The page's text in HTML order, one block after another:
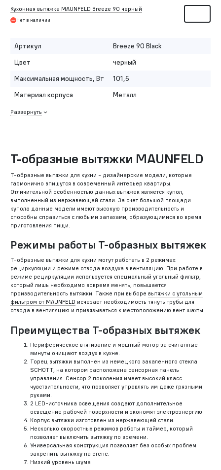
Кухонная вытяжка MAUNFELD Breeze 90 черный
Нет в наличии
Артикул
Breeze 90 Black
Цвет
черный
Максимальная мощность, Вт
101,5
Материал корпуса
Металл
Развернуть
Т-образные вытяжки MAUNFELD
Т-образные вытяжки для кухни - дизайнерские модели, которые
гармонично впишутся в современный интерьер квартиры.
Отличительной особенностью данных вытяжек является купол,
выполненный из нержавеющей стали. За счет большой площади
купола данные модели имеют высокую производительность и
способны справиться с любыми запахами, образующимися во время
приготовления пищи.
Режимы работы Т-образных вытяжек
Т-образные вытяжки для кухни могут работать в 2 режимах:
рециркуляции и режиме отвода воздуха в вентиляцию. При работе в
режиме рециркуляции используется специальный угольный фильтр,
который лишь необходимо вовремя менять, повышается
производительность вытяжки. Также при выборе вытяжки с угольным
фильтром от MAUNFELD исчезает необходимость тянуть трубы для
отвода в вентиляцию и привязываться к местоположению вент шахты.
Преимущества Т-образных вытяжек
Периферическое втягивание и мощный мотор за считанные
минуты очищают воздух в кухне.
Торец вытяжки выполнен из немецкого закаленного стекла
SCHOTT, на котором расположена сенсорная панель
управления. Сенсор 2 поколения имеет высокий класс
чувствительности, что позволяет управлять им даже грязными
руками.
2 LED-источника освещения создают дополнительное
освещение рабочей поверхности и экономят электроэнергию.
Корпус вытяжки изготовлен из нержавеющей стали.
Несколько скоростных режимов работы и таймер, который
позволяет выключить вытяжку по времени.
Универсальная конструкция позволяет без особых проблем
закрепить вытяжку на стене.
Низкий уровень шума